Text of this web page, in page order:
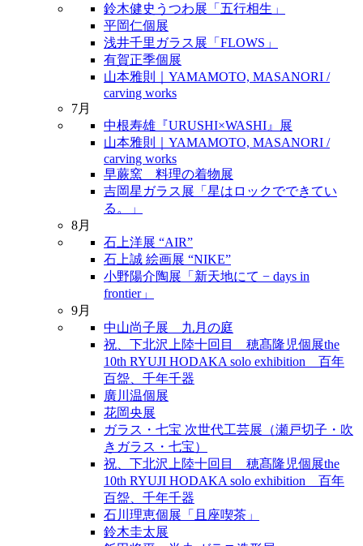
鈴木健史うつわ展「五行相生」
平岡仁個展
浅井千里ガラス展「FLOWS」
有賀正季個展
山本雅則｜YAMAMOTO, MASANORI /
carving works
7月
中根寿雄『URUSHI×WASHI』展
山本雅則｜YAMAMOTO, MASANORI /
carving works
早蕨窯 料理の着物展
吉岡星ガラス展「星はロックでできてい
る。」
8月
石上洋展 “AIR”
石上誠 絵画展 “NIKE”
小野陽介陶展「新天地にて − days in
frontier」
9月
中山尚子展 九月の庭
祝、下北沢上陸十回目 穂髙隆児個展the
10th RYUJI HODAKA solo exhibition 百年
百盌、千年千器
廣川温個展
花岡央展
ガラス・七宝 次世代工芸展（瀬戸切子・吹
きガラス・七宝）
祝、下北沢上陸十回目 穂髙隆児個展the
10th RYUJI HODAKA solo exhibition 百年
百盌、千年千器
石川理恵個展「且座喫茶」
鈴木圭太展